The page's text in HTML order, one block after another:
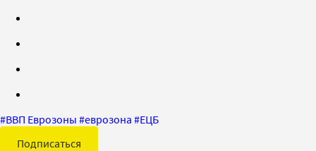
#ВВП Еврозоны #еврозона #ЕЦБ
Подписаться